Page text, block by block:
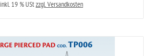
inkl. 19 % UStzzgl. Versandkosten